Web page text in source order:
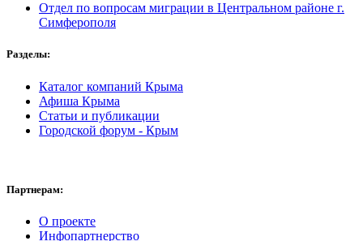
Отдел по вопросам миграции в Центральном районе г.
Симферополя
Разделы:
Каталог компаний Крыма
Афиша Крыма
Статьи и публикации
Городской форум - Крым
Партнерам:
О проекте
Инфопартнерство